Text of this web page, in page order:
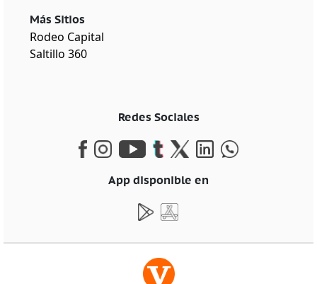
Más Sitios
Rodeo Capital
Saltillo 360
Redes Sociales
App disponible en